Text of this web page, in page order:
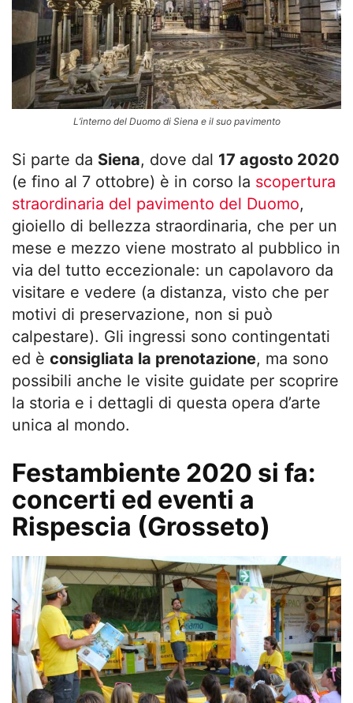
L’interno del Duomo di Siena e il suo pavimento
Si parte da Siena, dove dal 17 agosto 2020
(e fino al 7 ottobre) è in corso la scopertura
straordinaria del pavimento del Duomo,
gioiello di bellezza straordinaria, che per un
mese e mezzo viene mostrato al pubblico in
via del tutto eccezionale: un capolavoro da
visitare e vedere (a distanza, visto che per
motivi di preservazione, non si può
calpestare). Gli ingressi sono contingentati
ed è consigliata la prenotazione, ma sono
possibili anche le visite guidate per scoprire
la storia e i dettagli di questa opera d’arte
unica al mondo.
Festambiente 2020 si fa:
concerti ed eventi a
Rispescia (Grosseto)